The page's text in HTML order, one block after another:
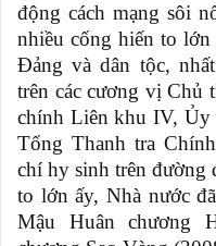
động cách mạng sôi
nhiều cống hiến to lớn
Đảng và dân tộc,
trên các cương vị Chủ
chính Liên khu IV,
Tổng Thanh tra
chí hy sinh trên đường
to lớn ấy, Nhà nước
Mậu Huân chương